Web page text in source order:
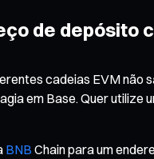
de depósito
cadeias EVM
em Base. Quer
BNB Chain para um